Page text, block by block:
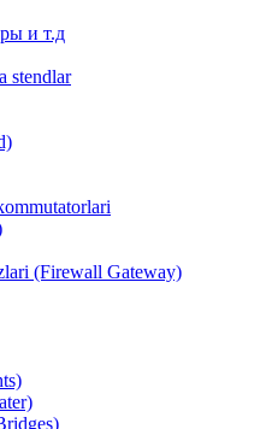
и т.д
stendlar
(Firewall Gateway)